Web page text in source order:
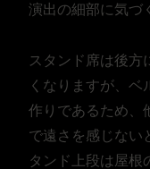
演出の細部に気づ
スタンド席は後方
くなりますが、ベ
作りであるため、
で遠さを感じない
タンド上段は屋根